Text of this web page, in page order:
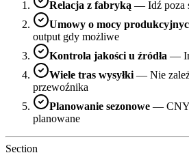
Relacja z fabryką — Idź poza
Umowy o mocy
output gdy możliwe
Kontrola jakości u źródła —
Wiele tras wysyłki — Nie
przewoźnika
Planowanie sezonowe — CNY,
planowane
Section